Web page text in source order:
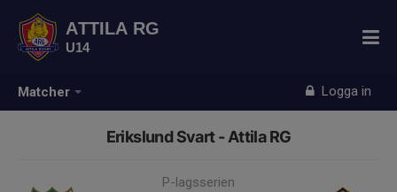
Matcher Logga in
ATTILA RG
U14
Erikslund Svart - Attila RG
P-lagsserien